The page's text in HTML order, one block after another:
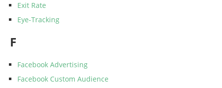
Exit Rate
Eye-Tracking
F
Facebook Advertising
Facebook Custom Audience